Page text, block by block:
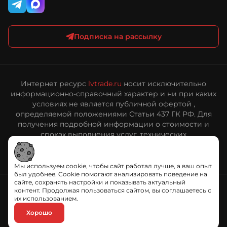
Подписка на рассылку
Интернет ресурс lvtrade.ru носит исключительно
информационно-справочный характер и ни при каких
условиях не является публичной офертой ,
определяемой положениями Статьи 437 ГК РФ. Для
получения подробной информации о стоимости и
сроках выполнения услуг, технических
характеристиках оборудования, пожалуйста,
обращайтесь к сотрудникам ООО «ЛВ Трейд».
Политика обработки персональных данных
Мы используем cookie, чтобы сайт работал лучше, а ваш опыт
был удобнее. Cookie помогают анализировать поведение на
сайте, сохранять настройки и показывать актуальный
контент. Продолжая пользоваться сайтом, вы соглашаетесь с
их использованием.
Хорошо